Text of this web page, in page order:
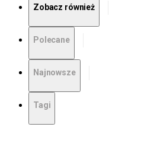
Zobacz również
Polecane
Najnowsze
Tagi